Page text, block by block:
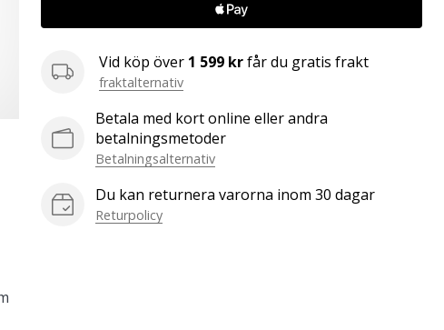
Vid köp över 1 599 krfår du gratis frakt
fraktalternativ
Betala med kort online eller andra
betalningsmetoder
Betalningsalternativ
Du kan returnera varorna inom 30 dagar
Returpolicy